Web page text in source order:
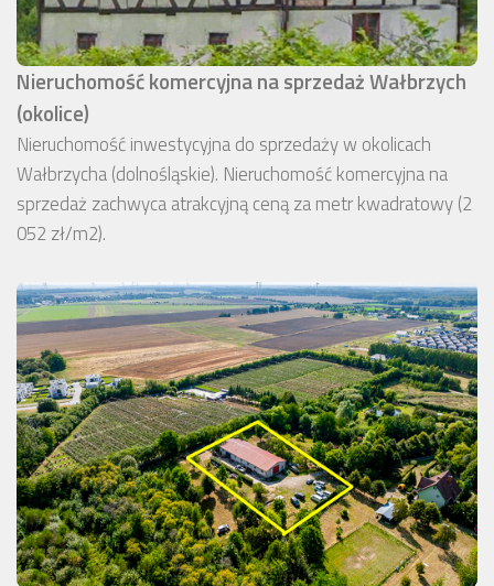
Nieruchomość komercyjna na sprzedaż Wałbrzych
(okolice)
Nieruchomość inwestycyjna do sprzedaży w okolicach
Wałbrzycha (dolnośląskie). Nieruchomość komercyjna na
sprzedaż zachwyca atrakcyjną ceną za metr kwadratowy (2
052 zł/m2).